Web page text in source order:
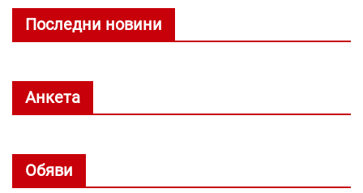
Последни новини
Анкета
Обяви